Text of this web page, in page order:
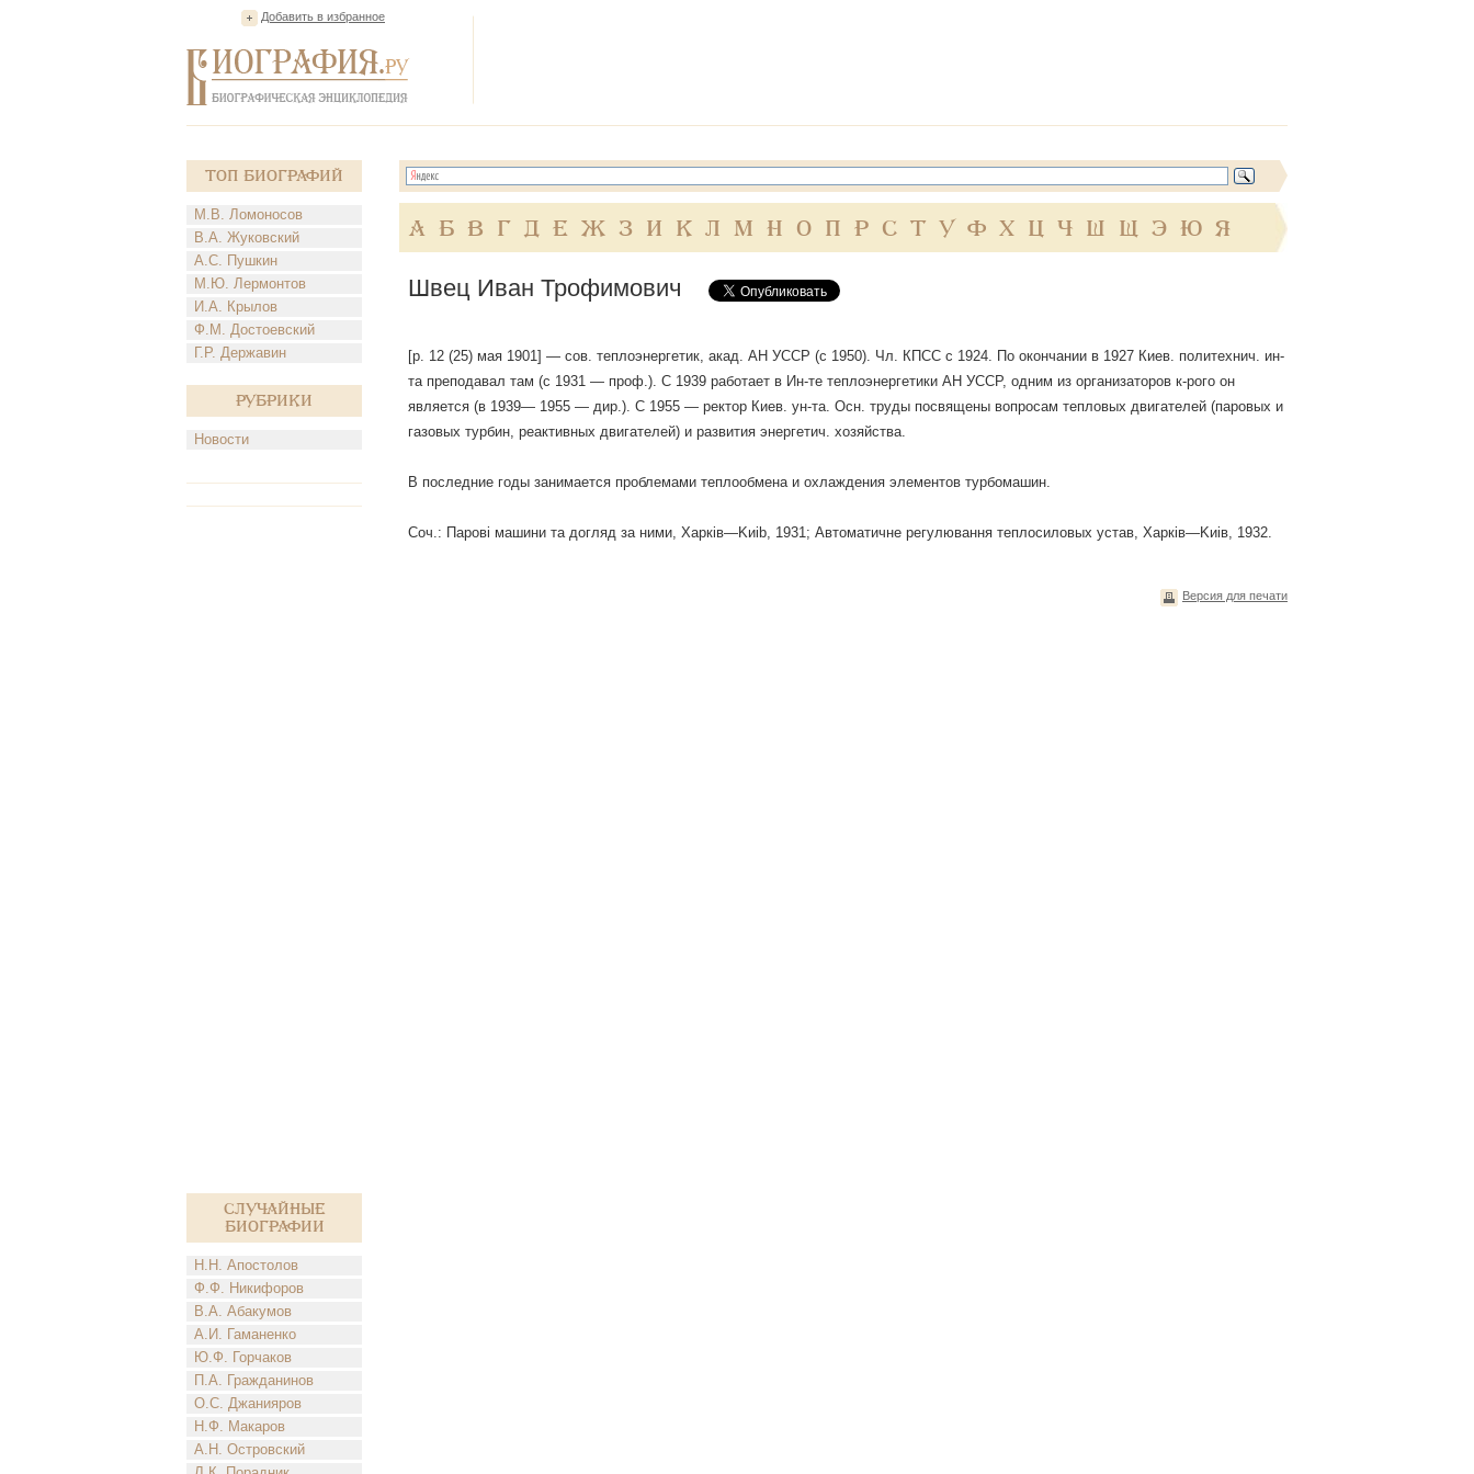
Добавить в избранное
Топ Биографий
М.В. Ломоносов
В.А. Жуковский
А.С. Пушкин
М.Ю. Лермонтов
И.А. Крылов
Ф.М. Достоевский
Г.Р. Державин
Рубрики
Новости
Случайные
биографии
Н.Н. Апостолов
Ф.Ф. Никифоров
В.А. Абакумов
А.И. Гаманенко
Ю.Ф. Горчаков
П.А. Гражданинов
О.С. Джанияров
Н.Ф. Макаров
А.Н. Островский
А Б В Г Д Е Ж З И К Л М Н О П Р С Т У Ф Х Ц Ч Ш Щ Э Ю Я
Швец Иван Трофимович
[р. 12 (25) мая 1901] — сов. теплоэнергетик, акад. АН УССР (с 1950). Чл. КПСС с 1924. По окончании в 1927 Киев. политехнич. ин-
та преподавал там (с 1931 — проф.). С 1939 работает в Ин-те теплоэнергетики АН УССР, одним из организаторов к-рого он
является (в 1939— 1955 — дир.). С 1955 — ректор Киев. ун-та. Осн. труды посвящены вопросам тепловых двигателей (паровых и
газовых турбин, реактивных двигателей) и развития энергетич. хозяйства.
В последние годы занимается проблемами теплообмена и охлаждения элементов турбомашин.
Соч.: Паровi машини та догляд за ними, Xapкiв—Kиib, 1931; Автоматичне регулювання теплосиловых устав, Xapкiв—Kиiв, 1932.
Версия для печати